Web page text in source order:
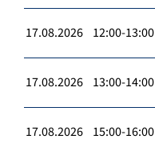
17.08.2026 12:00-13:00
17.08.2026 13:00-14:00
17.08.2026 15:00-16:00